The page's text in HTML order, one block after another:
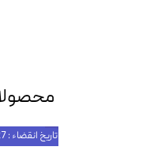
تاریخ انقضاء : 08/2027